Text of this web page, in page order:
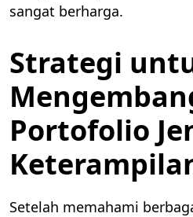
sangat berharga.
Strategi
Portofolio
Setelah memahami